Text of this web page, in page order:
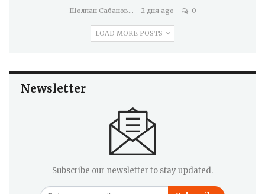
Шолпан Сабанова 2 дня ago 0
LOAD MORE POSTS
Newsletter
Subscribe our newsletter to stay updated.